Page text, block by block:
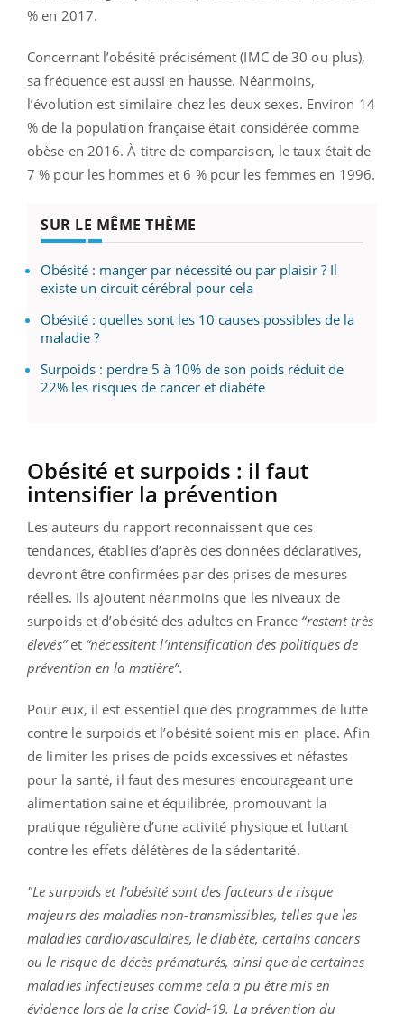
% en 2017.
Concernant l’obésité précisément (IMC de 30 ou plus),
sa fréquence est aussi en hausse. Néanmoins,
l’évolution est similaire chez les deux sexes. Environ 14
% de la population française était considérée comme
obèse en 2016. À titre de comparaison, le taux était de
7 % pour les hommes et 6 % pour les femmes en 1996.
SUR LE MÊME THÈME
Obésité : manger par nécessité ou par plaisir ? Il
existe un circuit cérébral pour cela
Obésité : quelles sont les 10 causes possibles de la
maladie ?
Surpoids : perdre 5 à 10% de son poids réduit de
22% les risques de cancer et diabète
Obésité et surpoids : il faut
intensifier la prévention
Les auteurs du rapport reconnaissent que ces
tendances, établies d’après des données déclaratives,
devront être confirmées par des prises de mesures
réelles. Ils ajoutent néanmoins que les niveaux de
surpoids et d’obésité des adultes en France “restent très
élevés”et “nécessitent l’intensification des politiques de
prévention en la matière”.
Pour eux, il est essentiel que des programmes de lutte
contre le surpoids et l’obésité soient mis en place. Afin
de limiter les prises de poids excessives et néfastes
pour la santé, il faut des mesures encourageant une
alimentation saine et équilibrée, promouvant la
pratique régulière d’une activité physique et luttant
contre les effets délétères de la sédentarité.
"Le surpoids et l’obésité sont des facteurs de risque
majeurs des maladies non-transmissibles, telles que les
maladies cardiovasculaires, le diabète, certains cancers
ou le risque de décès prématurés, ainsi que de certaines
maladies infectieuses comme cela a pu être mis en
évidence lors de la crise Covid-19. La prévention du